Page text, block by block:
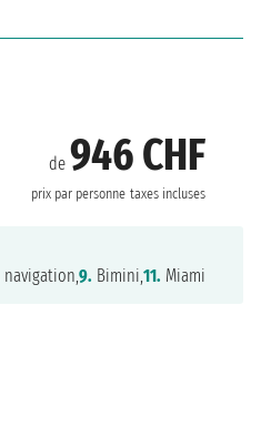
de 946 CHF
prix par personne taxes incluses
navigation,9. Bimini,11. Miami